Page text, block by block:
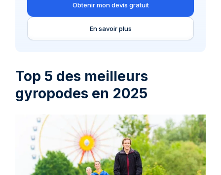
Obtenir mon devis gratuit
En savoir plus
Top 5 des meilleurs
gyropodes en 2025